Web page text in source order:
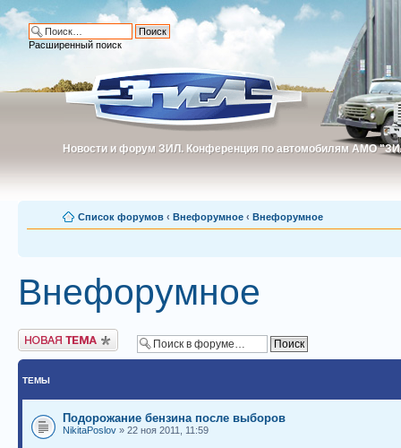
Новости и форум ЗИЛ. Конференция по автомобилям АМО
Новости и форум ЗИЛ. Конференция по автомобилям АМО
Расширенный поиск
Список форумов ‹ Внефорумное ‹ Внефорумное
Внефорумное
Новая тема
ТЕМЫ
Подорожание бензина после выборов
NikitaPoslov » 22 ноя 2011, 11:59